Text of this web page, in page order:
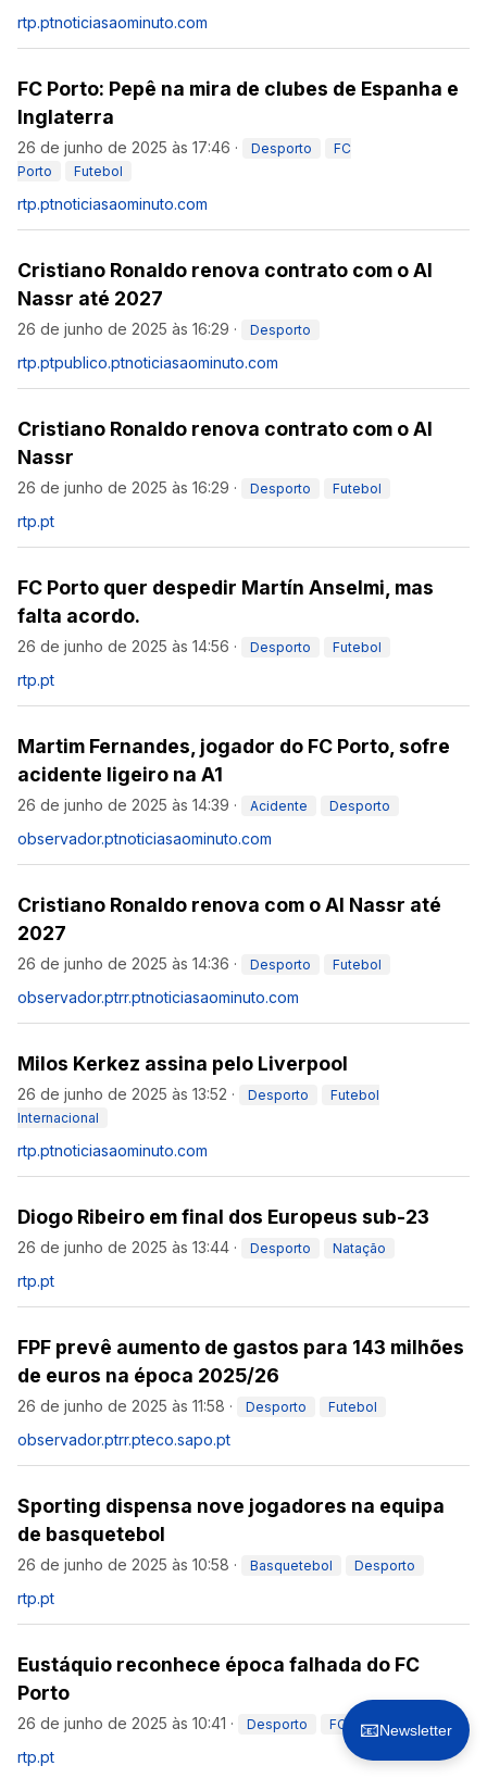
rtp.ptnoticiasaominuto.com
FC Porto: Pepê na mira de clubes de Espanha e
Inglaterra
26 de junho de 2025 às 17:46 · Desporto
FC
Porto
Futebol
rtp.ptnoticiasaominuto.com
Cristiano Ronaldo renova contrato com o Al
Nassr até 2027
26 de junho de 2025 às 16:29 · Desporto
rtp.ptpublico.ptnoticiasaominuto.com
Cristiano Ronaldo renova contrato com o Al
Nassr
26 de junho de 2025 às 16:29 · Desporto Futebol
rtp.pt
FC Porto quer despedir Martín Anselmi, mas
falta acordo.
26 de junho de 2025 às 14:56 · Desporto Futebol
rtp.pt
Martim Fernandes, jogador do FC Porto, sofre
acidente ligeiro na A1
26 de junho de 2025 às 14:39 · Acidente Desporto
observador.ptnoticiasaominuto.com
Cristiano Ronaldo renova com o Al Nassr até
2027
26 de junho de 2025 às 14:36 · Desporto Futebol
observador.ptrr.ptnoticiasaominuto.com
Milos Kerkez assina pelo Liverpool
26 de junho de 2025 às 13:52 · Desporto
Futebol
Internacional
rtp.ptnoticiasaominuto.com
Diogo Ribeiro em final dos Europeus sub-23
26 de junho de 2025 às 13:44 · Desporto Natação
rtp.pt
FPF prevê aumento de gastos para 143 milhões
de euros na época 2025/26
26 de junho de 2025 às 11:58 · Desporto Futebol
observador.ptrr.pteco.sapo.pt
Sporting dispensa nove jogadores na equipa
de basquetebol
26 de junho de 2025 às 10:58 · Basquetebol Desporto
rtp.pt
Eustáquio reconhece época falhada do FC
Porto
26 de junho de 2025 às 10:41 · Desporto FC Porto Futebol
rtp.pt
📧Newsletter